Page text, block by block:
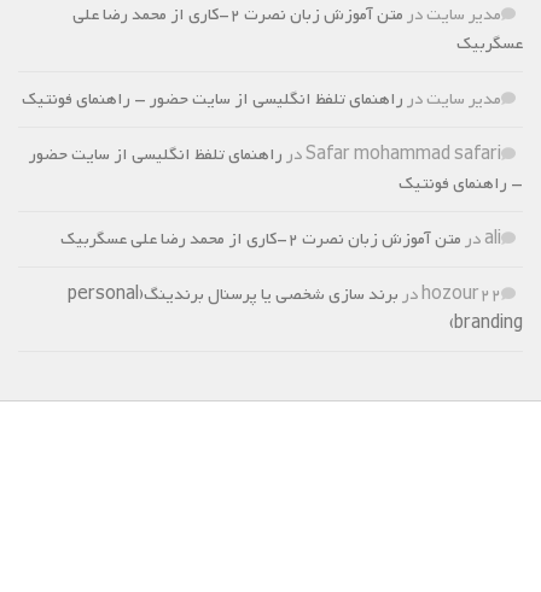
مدیر سایتدر
متن آموزش زبان نصرت 2-کاری از محمد رضا علی
عسگربیک
مدیر سایتدرراهنمای تلفظ انگلیسی از سایت حضور – راهنمای فونتیک
Safar mohammad safariدرراهنمای تلفظ انگلیسی از سایت حضور
– راهنمای فونتیک
aliدرمتن آموزش زبان نصرت 2-کاری از محمد رضا علی عسگربیک
hozour22در
برند سازی شخصی یا پرسنال برندینگ(personal
branding)